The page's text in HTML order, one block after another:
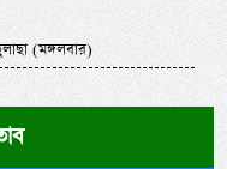
(মঙ্গলবার)